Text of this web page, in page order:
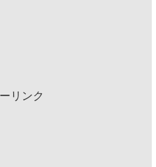
リンク